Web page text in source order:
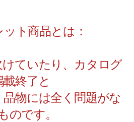
ト商品とは：
ていたり、カタログ
載終了と
物には全く問題がな
のです。